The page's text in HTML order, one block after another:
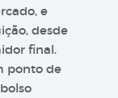
e
desde
final.
ponto de